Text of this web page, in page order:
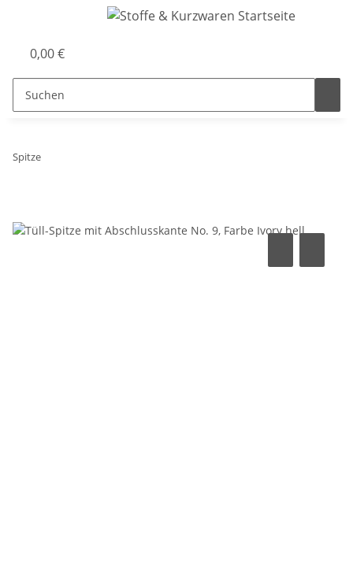
0,00 €
Spitze